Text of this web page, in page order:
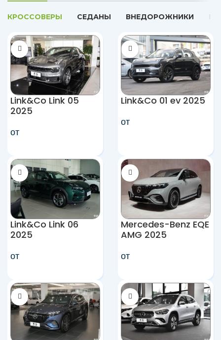
КРОССОВЕРЫ СЕДАНЫ ВНЕДОРОЖНИКИ
Link&Co Link 05
2025
от
Link&Co 01 ev 2025
от
Link&Co Link 06
2025
от
Mercedes-Benz EQE
AMG 2025
от